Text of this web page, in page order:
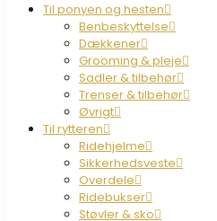
Til ponyen og hesten
Benbeskyttelse
Dækkener
Grooming & pleje
Sadler & tilbehør
Trenser & tilbehør
Øvrigt
Til rytteren
Ridehjelme
Sikkerhedsveste
Overdele
Ridebukser
Støvler & sko